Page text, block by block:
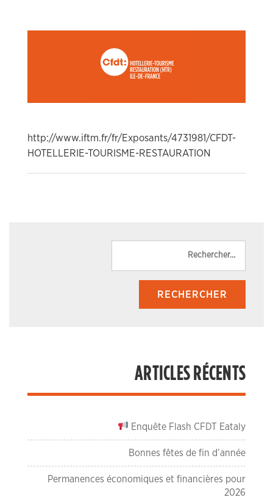
http://www.iftm.fr/fr/Exposants/4731981/CFDT-
HOTELLERIE-TOURISME-RESTAURATION
ARTICLES RÉCENTS
Enquête Flash CFDT Eataly
Bonnes fêtes de fin d’année
Permanences économiques et financières pour
2026